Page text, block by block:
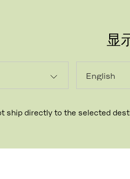
显
ship directly to the selected
在遮荫之下保持凉爽，享用由耐用